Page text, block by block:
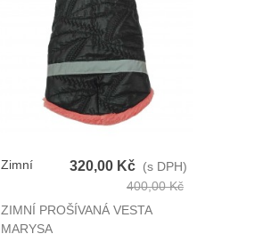
Zimní
Vesta Pro
320,00 Kč (s DPH)
400,00 Kč
ZIMNÍ PROŠÍVANÁ VESTA
MARYSA